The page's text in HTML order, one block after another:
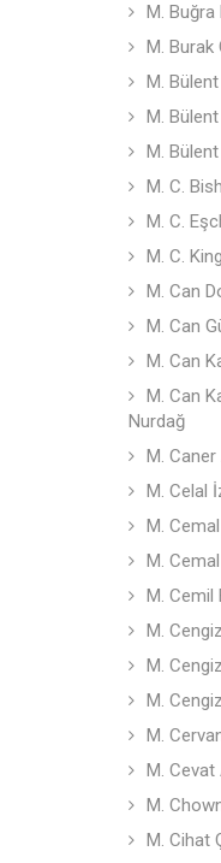
M. Buğra
M. Burak
M.
M.
M.
M. C.
M. C.
M. C. King
M. Can
M. Can
M. Can
M. Can
Nurdağ
M.
M. Celal
M.
M.
M. Cemil
M.
M. Cengiz
M.
M.
M. Cevat
M.
M. Cihat